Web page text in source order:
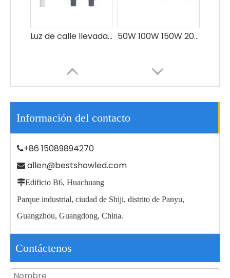
Jardín de carretera al aire libre que enciende la luz de calle llevada 100w impermeable IP66 El aluminio impermeable al aire libre ahorro de energía IP65 Smd llevó el alumbrado público
China Fabricante Aluminio Ip65 Impermeable Exterior Led Farola
Información del contacto
+86 15089894270
 allen@bestshowled.com
Edificio B6, Huachuang
Parque industrial, ciudad de Shiji, distrito de Panyu,
Guangzhou, Guangdong, China.
Contáctenos